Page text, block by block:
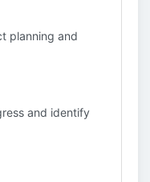
planning and
and identify